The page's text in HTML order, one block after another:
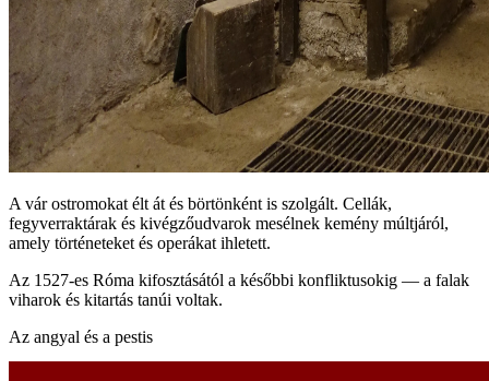
A vár ostromokat élt át és börtönként is szolgált. Cellák,
fegyverraktárak és kivégzőudvarok mesélnek kemény múltjáról,
amely történeteket és operákat ihletett.
Az 1527‑es Róma kifosztásától a későbbi konfliktusokig — a falak
viharok és kitartás tanúi voltak.
Az angyal és a pestis